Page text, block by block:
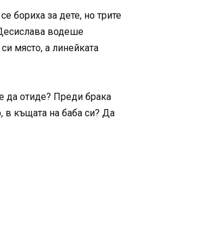
бориха за дете, но трите
водеше
място, а линейката
да отиде? Преди брака
в къщата на баба си? Да